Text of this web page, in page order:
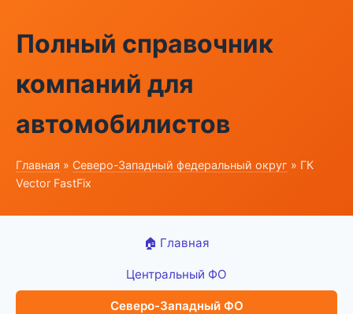
Полный справочник
компаний для
автомобилистов
Главная » Северо-Западный федеральный округ » ГК
Vector FastFix
🏠 Главная
Центральный ФО
Северо-Западный ФО